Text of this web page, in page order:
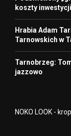
koszty inwestycji
Hrabia Adam
Tarnowskich w
Tarnobrzeg:
jazzowo
NOKO LOOK -